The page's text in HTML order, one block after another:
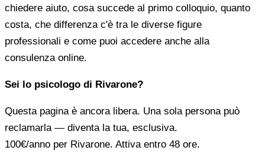
chiedere aiuto, cosa succede al primo colloquio, quanto
costa, che differenza c'è tra le diverse figure
professionali e come puoi accedere anche alla
consulenza online.
Sei lo psicologo di Rivarone?
Questa pagina è ancora libera. Una sola persona può
reclamarla — diventa la tua, esclusiva.
100€/anno per Rivarone. Attiva entro 48 ore.